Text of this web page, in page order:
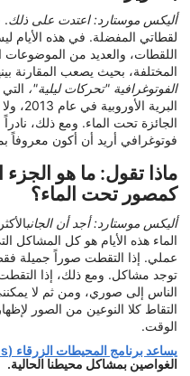
أليكس موستارد: اعتدت على ذلك.
لقطاتي المفضلة. في هذه الأيام
اللقطات، والعديد من الموضوعات
المختلفة، بحيث يصعب المقارنة
الفوتوغرافية "تحركات ليلية"،
البرية
الجائزة تحت الماء. ومع ذلك،
فوتوغرافي أريد أن أكون معروفاً
ماذا تقول: ما هو الجزء
كمصور تحت الماء؟
أليكس موستارد: أجد أن الجانب
الماء هذه الأيام هو كل المشاكل
عملي. إذا التقطت صوراً جميلة
توجد مشاكل. ومع ذلك، إذا
الناس إلى صوري، ومن ثم لا
التقاط كلا النوعين من الصور
الوقت.
يساعد برنامج المحيطات الزرقاء (Blue Oceans)
الغواصين بمشاكل محيطنا الحالية.